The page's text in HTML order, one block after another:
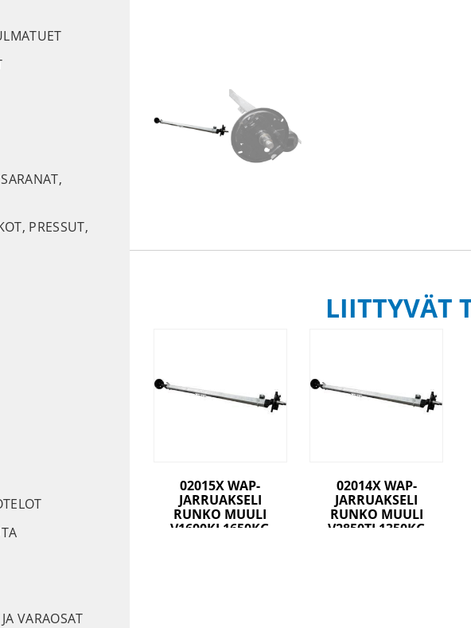
LIITTYVÄT
02015X WAP-
JARRUAKSELI
RUNKO MUULI
V1600KJ 1650KG
02014X WAP-
JARRUAKSELI
RUNKO MUULI
V2850TJ 1350KG
PRESSUT,
VARAOSAT